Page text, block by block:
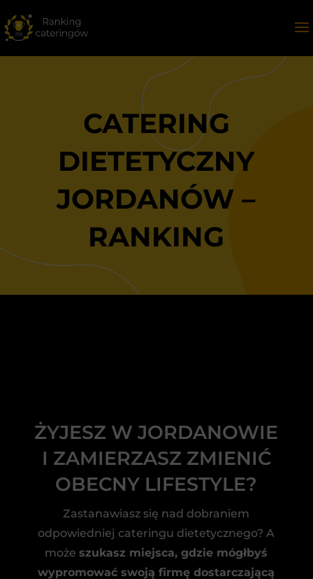
CATERING
DIETETYCZNY
JORDANÓW –
RANKING
ŻYJESZ W JORDANOWIE
I ZAMIERZASZ ZMIENIĆ
OBECNY LIFESTYLE?
Zastanawiasz się nad dobraniem
odpowiedniej cateringu dietetycznego? A
możeszukasz miejsca, gdzie mógłbyś
wypromować swoją firmę dostarczającą